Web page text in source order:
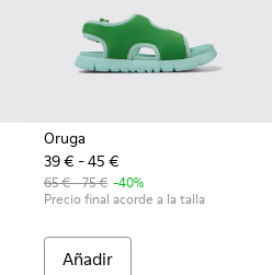
Oruga
39 € - 45 €
65 € - 75 € -40%
Precio final acorde a la talla
Añadir